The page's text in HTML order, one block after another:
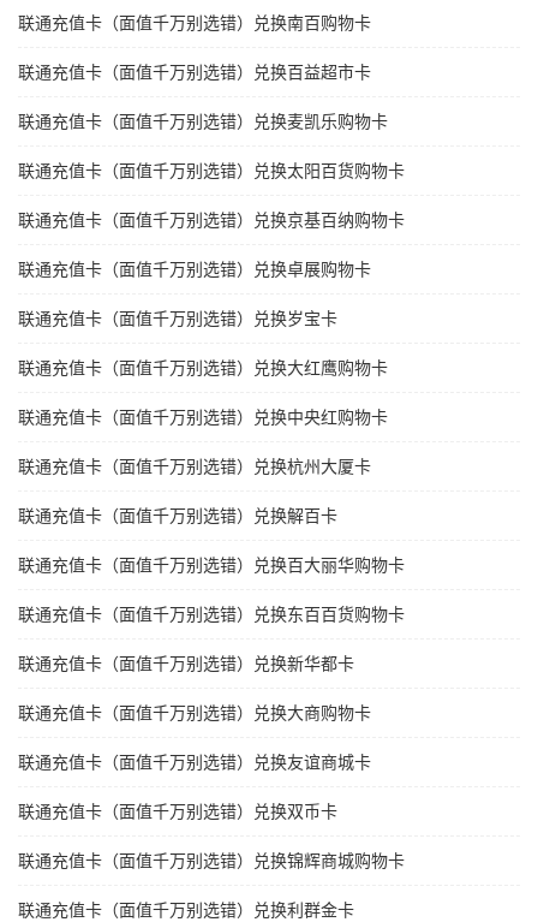
联通充值卡（面值千万别选错）兑换南百购物卡
联通充值卡（面值千万别选错）兑换百益超市卡
联通充值卡（面值千万别选错）兑换麦凯乐购物卡
联通充值卡（面值千万别选错）兑换太阳百货购物卡
联通充值卡（面值千万别选错）兑换京基百纳购物卡
联通充值卡（面值千万别选错）兑换卓展购物卡
联通充值卡（面值千万别选错）兑换岁宝卡
联通充值卡（面值千万别选错）兑换大红鹰购物卡
联通充值卡（面值千万别选错）兑换中央红购物卡
联通充值卡（面值千万别选错）兑换杭州大厦卡
联通充值卡（面值千万别选错）兑换解百卡
联通充值卡（面值千万别选错）兑换百大丽华购物卡
联通充值卡（面值千万别选错）兑换东百百货购物卡
联通充值卡（面值千万别选错）兑换新华都卡
联通充值卡（面值千万别选错）兑换大商购物卡
联通充值卡（面值千万别选错）兑换友谊商城卡
联通充值卡（面值千万别选错）兑换双币卡
联通充值卡（面值千万别选错）兑换锦辉商城购物卡
联通充值卡（面值千万别选错）兑换利群金卡